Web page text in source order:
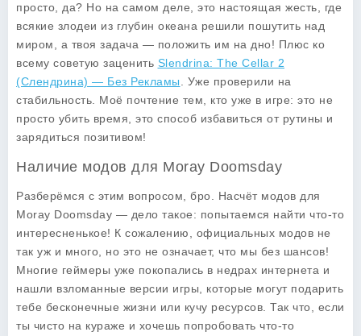
просто, да? Но на самом деле, это настоящая жесть, где
всякие злодеи из глубин океана решили пошутить над
миром, а твоя задача — положить им на дно! Плюс ко
всему советую заценить Slendrina: The Cellar 2
(Слендрина) — Без Рекламы . Уже проверили на
стабильность. Моё почтение тем, кто уже в игре: это не
просто убить время, это способ избавиться от рутины и
зарядиться позитивом!
Наличие модов для Moray Doomsday
Разберёмся с этим вопросом, бро. Насчёт модов для
Moray Doomsday — дело такое: попытаемся найти что-то
интересненькое! К сожалению, официальных модов не
так уж и много, но это не означает, что мы без шансов!
Многие геймеры уже покопались в недрах интернета и
нашли взломанные версии игры, которые могут подарить
тебе бесконечные жизни или кучу ресурсов. Так что, если
ты чисто на кураже и хочешь попробовать что-то